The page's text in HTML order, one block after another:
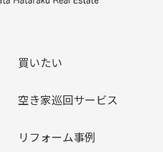
買いたい
空き家巡回サービス
リフォーム事例